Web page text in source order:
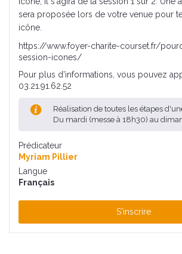
sera proposée lors de votre venue pour
icône.
https://www.foyer-charite-courset.fr/
session-icones/
Pour plus d'informations, vous pouvez
03.21.91.62.52
Réalisation de toutes les étapes
Du mardi (messe à 18h30) au
Prédicateur
Myriam Pillier
Langue
Français
S'inscrire